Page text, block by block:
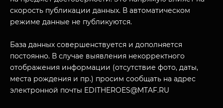
скорость публикации данных. В автоматическом
режиме данные не публикуются.
База данных совершенствуется и дополняется
постоянно. В случае выявления некорректного
отображения информации (отсутствие фото, даты,
места рождения и пр.) просим сообщать на адрес
электронной почты EDITHEROES@MTAF.RU